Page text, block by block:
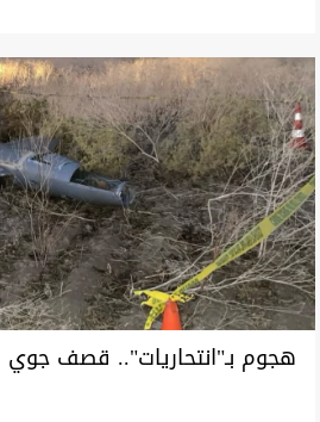
هجوم بـ"انتحاريات".. قصف